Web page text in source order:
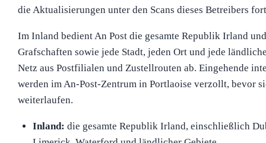
die Aktualisierungen unter den Scans dieses Betreibers
Im Inland bedient An Post die gesamte Republik Irland
Grafschaften sowie jede Stadt, jeden Ort und jede
Netz aus Postfilialen und Zustellrouten ab. Eingehende
werden im An-Post-Zentrum in Portlaoise verzollt, bevor
weiterlaufen.
Inland: die gesamte Republik Irland, einschließlich